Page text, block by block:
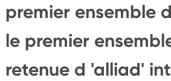
premier ensemble
le premier
retenue d 'alliad'